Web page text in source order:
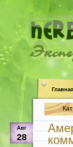
Главная
Авг
28